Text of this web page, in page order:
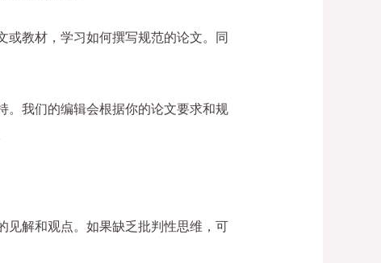
或教材，学习如何撰写规范的论文。同
。我们的编辑会根据你的论文要求和规
见解和观点。如果缺乏批判性思维，可